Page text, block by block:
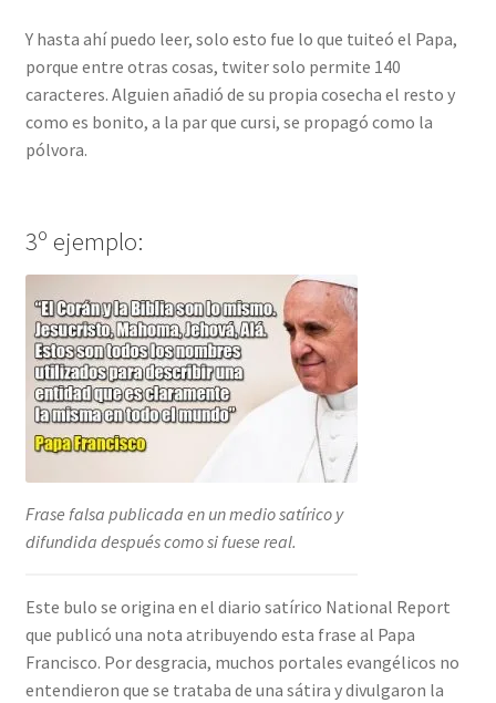
Y hasta ahí puedo leer, solo esto fue lo que tuiteó el Papa,
porque entre otras cosas, twiter solo permite 140
caracteres. Alguien añadió de su propia cosecha el resto y
como es bonito, a la par que cursi, se propagó como la
pólvora.
3º ejemplo:
Frase falsa publicada en un medio satírico y
difundida después como si fuese real.
Este bulo se origina en el diario satírico National Report
que publicó una nota atribuyendo esta frase al Papa
Francisco. Por desgracia, muchos portales evangélicos no
entendieron que se trataba de una sátira y divulgaron la